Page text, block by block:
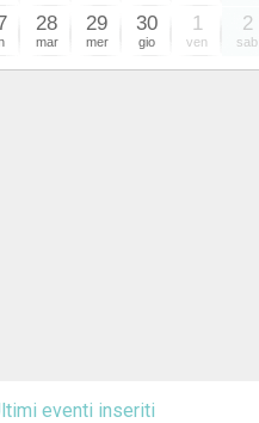
28
mar
29
mer
30
gio
1
ven
2
sab
eventi inseriti